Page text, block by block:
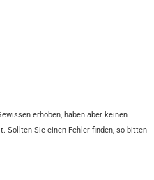
erhoben, haben aber keinen
Sollten Sie einen Fehler finden, so bitten